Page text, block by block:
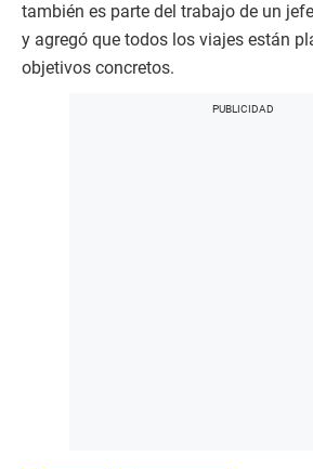
también es parte del trabajo de un
y agregó que todos los viajes están
objetivos concretos.